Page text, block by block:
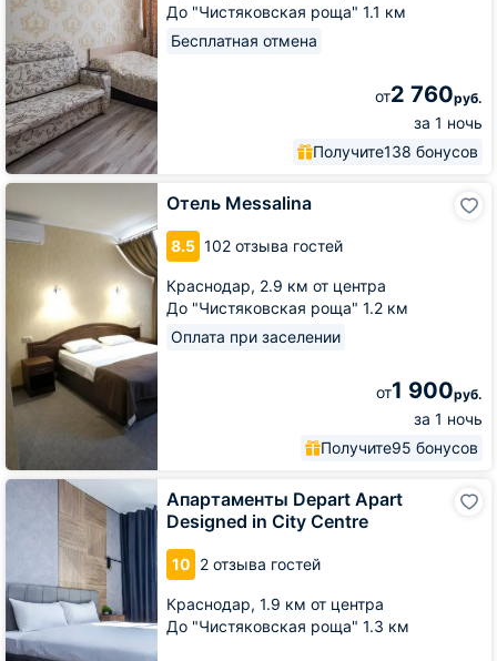
До "Чистяковская роща" 1.1 км
Бесплатная отмена
от2 760руб.
за 1 ночь
Получите138 бонусов
Отель Messalina
8.5 102 отзыва гостей
Краснодар, 2.9 км от центра
До "Чистяковская роща" 1.2 км
Оплата при заселении
от1 900руб.
за 1 ночь
Получите95 бонусов
Отель
Messalina
Апартаменты Depart Apart
Designed in City Centre
10 2 отзыва гостей
Краснодар, 1.9 км от центра
До "Чистяковская роща" 1.3 км
Апартаменты
Designed
City
Centre